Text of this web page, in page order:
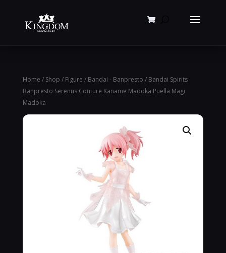
Home / Shop / Figure / Bandai - Banpresto / Bandai Spirits
Banpresto Serenus Couture Kaname Madoka Puella Magi
Madoka